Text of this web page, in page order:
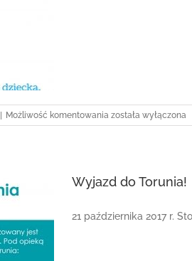
Możliwość komentowania Dzień
otwarty
została wyłączona
Wyjazd do Torunia!
21 października 2017 r.